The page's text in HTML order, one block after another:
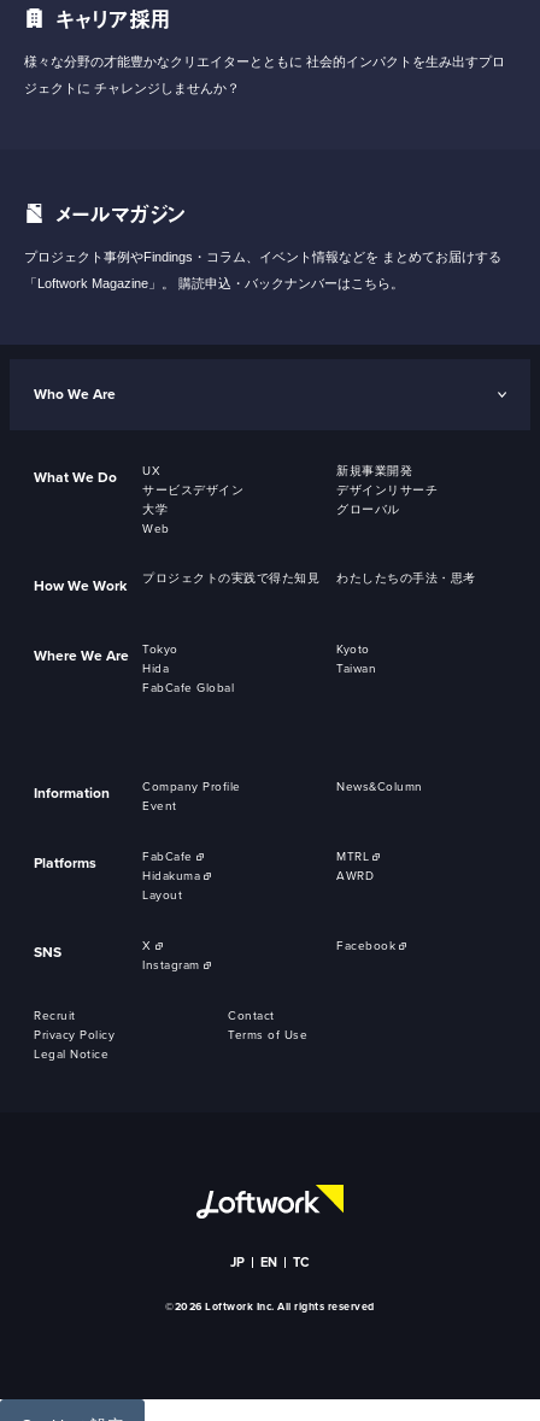
キャリア採用
様々な分野の才能豊かなクリエイターとともに 社会的インパクトを生み出すプロ
ジェクトに チャレンジしませんか？
メールマガジン
プロジェクト事例やFindings・コラム、イベント情報などを まとめてお届けする
「Loftwork Magazine」。
購読申込・バックナンバーはこちら。
Who We Are
What We Do UX
新規事業開発
サービスデザイン
デザインリサーチ
大学
グローバル
Web
How We Work プロジェクトの実践で得た知見 わたしたちの手法・思考
Where We Are Tokyo
Kyoto
Hida
Taiwan
FabCafe Global
Information Company Profile
News&Column
Event
Platforms FabCafe
MTRL
Hidakuma
AWRD
Layout
SNS X
Facebook
Instagram
Recruit
Contact
Privacy Policy
Terms of Use
Legal Notice
JP EN TC
©2026 Loftwork Inc. All rights reserved